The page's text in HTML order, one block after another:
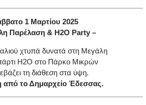
1 Μαρτίου 2025
Παρέλαση & H2O Party–
χτυπά δυνατά στη Μεγάλη
H2O στο Πάρκο Μικρών
τη διάθεση στα ύψη.
από το Δημαρχείο Έδεσσας.